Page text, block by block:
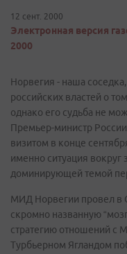
12 сент. 2000
Электронная версия
2000
Норвегия - наша
российских властей о
однако его судьба не
Премьер-министр
визитом в конце
именно ситуация вокруг
доминирующей темой
МИД Норвегии провел в
скромно названную
стратегию отношений с
Турбьерном Ягландом